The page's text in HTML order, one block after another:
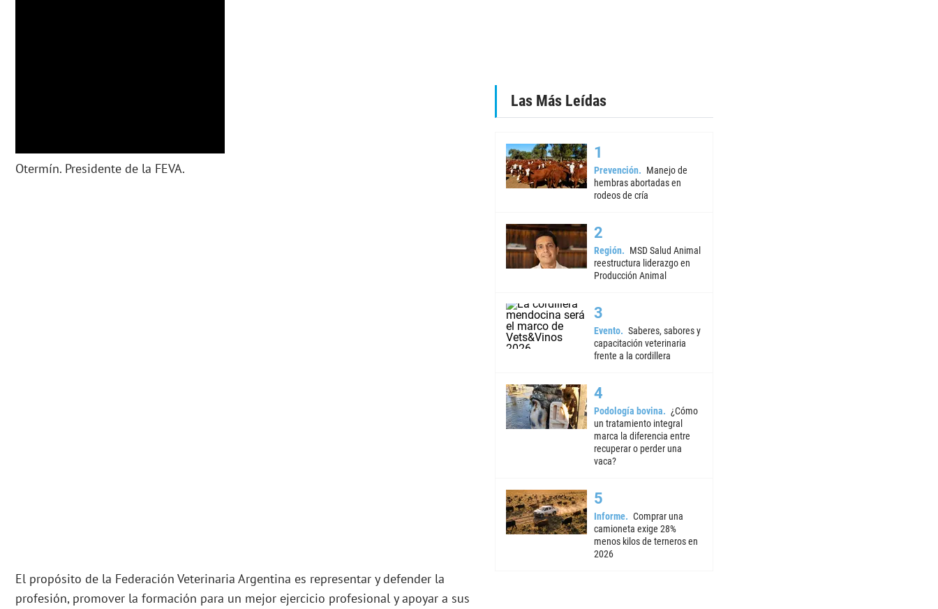
Otermín. Presidente de la FEVA.
El propósito de la Federación Veterinaria Argentina es representar y defender la
profesión, promover la formación para un mejor ejercicio profesional y apoyar a sus
Las Más Leídas
Prevención
Manejo de
hembras abortadas en
rodeos de cría
Región
MSD Salud Animal
reestructura liderazgo en
Producción Animal
Evento
Saberes, sabores y
capacitación veterinaria
frente a la cordillera
Podología bovina
¿Cómo
un tratamiento integral
marca la diferencia entre
recuperar o perder una
vaca?
Informe
Comprar una
camioneta exige 28%
menos kilos de terneros en
2026